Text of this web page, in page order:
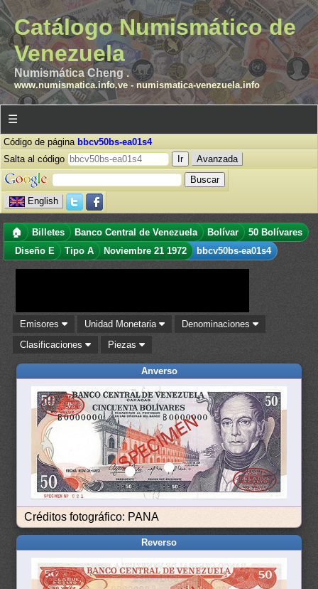
Catálogo Numismático de
Venezuela
Numismática Cheng .
www.numismatica.info.ve- numismatica-venezuela.info
☰
Código de página bbcv50bs-ea01s4
Salta al código
Avanzada
English
🏠 Billetes Banco Central de Venezuela Bolívar
50 Bolívares
Diseño E
Tipo A Noviembre 21 1972 bbcv50bs-ea01s4
Emisores Unidad Monetaria
Denominaciones
Clasificaciones
Piezas
Anverso
Créditos fotográfico: PANA
Reverso